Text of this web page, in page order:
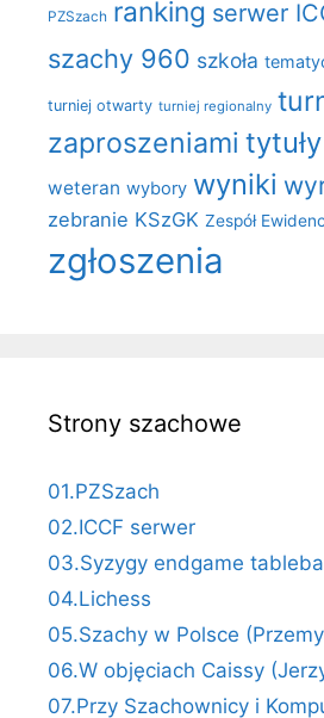
PZSzach ranking serwer
szachy 960 szkoła
turniej otwarty turniej regionalny
zaproszeniami tytuły
weteran wybory wyniki
zebranie KSzGK Zespół
zgłoszenia
Strony szachowe
01.PZSzach
02.ICCF serwer
03.Syzygy endgame
04.Lichess
05.Szachy w Polsce
06.W objęciach Caissy
07.Przy Szachownicy i